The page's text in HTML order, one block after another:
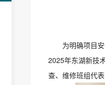
为明确项目
2025年东湖新技
查、维修班组代